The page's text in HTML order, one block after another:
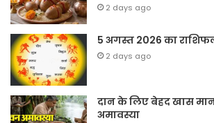
2 days ago
5 अगस्त 2026 का
2 days ago
दान के लिए बेहद खास
अमावस्या